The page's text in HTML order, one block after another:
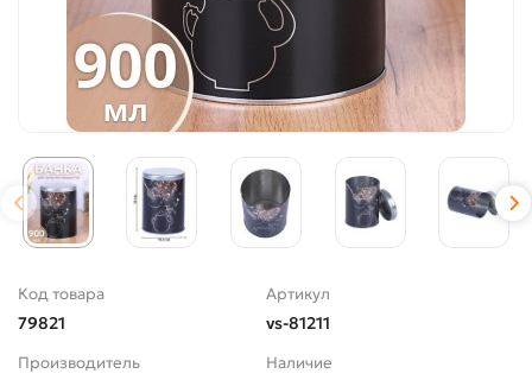
Код товара
79821
Артикул
vs-81211
Производитель Наличие